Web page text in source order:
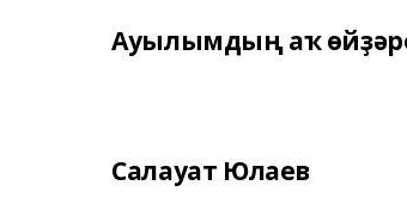
Ауылымдың аҡ
Салауат Юлаев